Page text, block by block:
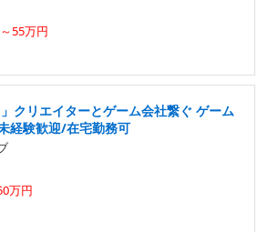
55万円
」クリエイターとゲーム会社繋ぐ ゲーム
経験歓迎/在宅勤務可
万円